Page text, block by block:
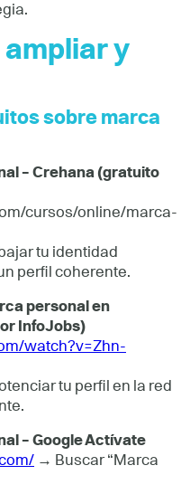
ampliar y
sobre marca
– Crehana (gratuito
cursos/online/marca-
tu identidad
perfil coherente.
personal en
InfoJobs)
watch?v=Zhn-
tu perfil en la red
– Google Actívate
→ Buscar “Marca